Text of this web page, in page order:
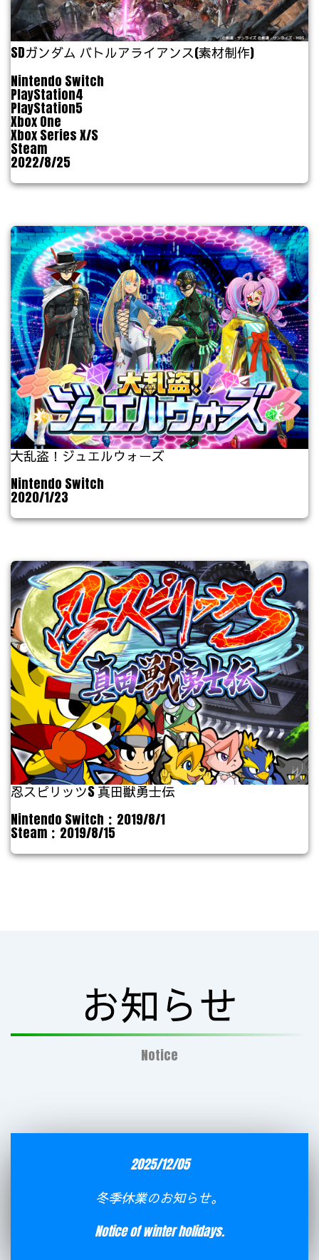
SDガンダム バトルアライアンス(素材制作)
Nintendo Switch
PlayStation4
PlayStation5
Xbox One
Xbox Series X/S
Steam
2022/8/25
大乱盗！ジュエルウォーズ
Nintendo Switch
2020/1/23
忍スピリッツS 真田獣勇士伝
Nintendo Switch：2019/8/1
Steam：2019/8/15
お知らせ
Notice
2025/12/05
冬季休業のお知らせ。
Notice of winter holidays.